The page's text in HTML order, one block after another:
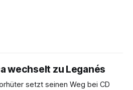
wechselt zu Leganés
setzt seinen Weg bei CD